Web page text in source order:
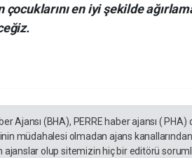
en iyi şekilde
Ajansı (BHA), PERRE haber ajansı ( PHA)
müdahalesi olmadan ajans
olup sitemizin hiç bir editörü